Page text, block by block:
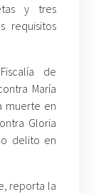
y tres
requisitos
de
María
muerte en
Gloria
delito en
reporta la